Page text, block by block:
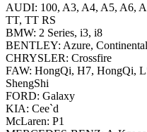
AUDI: 100, A3, A4, A5, A6,
TT, TT RS
BMW: 2 Series, i3, i8
BENTLEY: Azure,
CHRYSLER: Crossfire
FAW: HongQi, H7, HongQi,
ShengShi
FORD: Galaxy
KIA: Cee`d
McLaren: P1